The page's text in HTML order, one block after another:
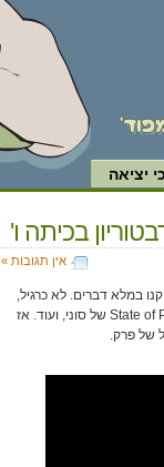
יציאה
אין תגובות »
במלא דברים. לא כרגיל,
החודש הזה גם הכיל המון חדשות, כולל דיירקט עמוס של נינטנדו, State of Play של סוני, ועוד. אז
של פרק.